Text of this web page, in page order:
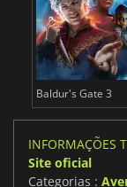
Baldur's Gate 3
INFORMAÇÕES
Site oficial
Categorias :